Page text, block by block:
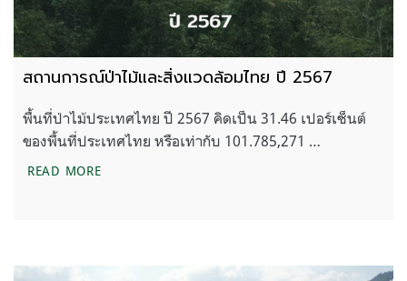
สถานการณ์ป่าไม้และสิ่งแวดล้อมไทย ปี 2567
พื้นที่ป่าไม้ประเทศไทย ปี 2567 คิดเป็น 31.46 เปอร์เซ็นต์
ของพื้นที่ประเทศไทย หรือเท่ากับ 101.785,271 …
READ MOREสถานการณ์ป่าไม้และสิ่งแวดล้อมไทย ปี 2567